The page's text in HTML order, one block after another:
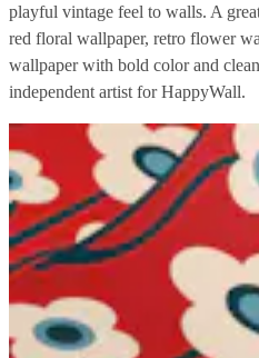
playful vintage feel to walls. A
red floral wallpaper, retro flower
wallpaper with bold color and
independent artist for HappyWall.